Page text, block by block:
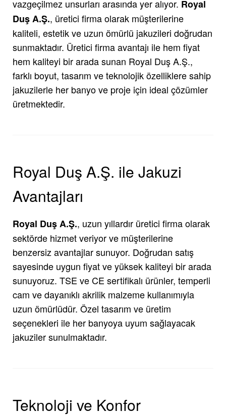
vazgeçilmez unsurları arasında yer alıyor. Royal
Duş A.Ş., üretici firma olarak müşterilerine
kaliteli, estetik ve uzun ömürlü jakuzileri doğrudan
sunmaktadır. Üretici firma avantajı ile hem fiyat
hem kaliteyi bir arada sunan Royal Duş A.Ş.,
farklı boyut, tasarım ve teknolojik özelliklere sahip
jakuzilerle her banyo ve proje için ideal çözümler
üretmektedir.
Royal Duş A.Ş. ile Jakuzi
Avantajları
Royal Duş A.Ş., uzun yıllardır üretici firma olarak
sektörde hizmet veriyor ve müşterilerine
benzersiz avantajlar sunuyor. Doğrudan satış
sayesinde uygun fiyat ve yüksek kaliteyi bir arada
sunuyoruz. TSE ve CE sertifikalı ürünler, temperli
cam ve dayanıklı akrilik malzeme kullanımıyla
uzun ömürlüdür. Özel tasarım ve üretim
seçenekleri ile her banyoya uyum sağlayacak
jakuziler sunulmaktadır.
Teknoloji ve Konfor